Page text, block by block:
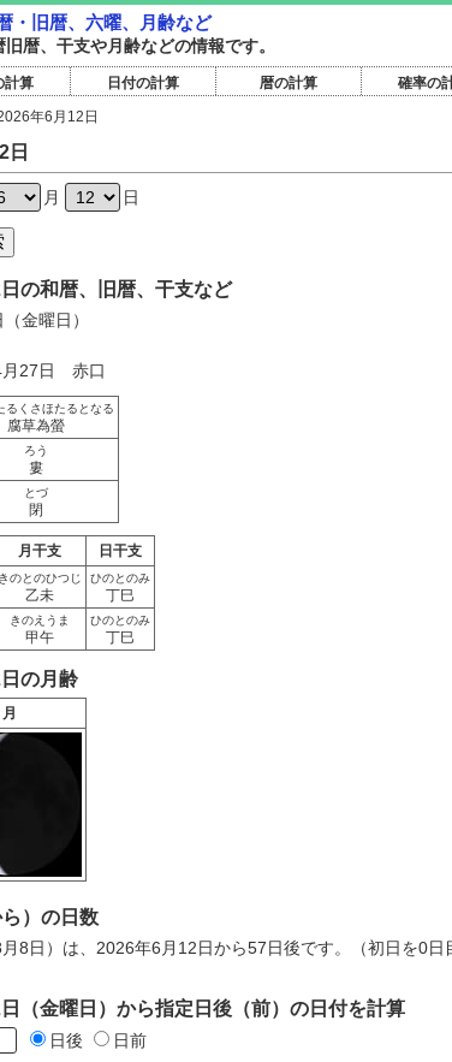
・旧暦、六曜、月齢など
暦、干支や月齢などの情報です。
計算 日付の計算 暦の計算 確率の
年6月12日
日
月 日
の和暦、旧暦、干支など
金曜日）
月27日 赤口
るくさほたるとなる
腐草為螢
ろう
婁
とづ
閉
月干支 日干支
きのとのひつじ
乙未
ひのとのみ
丁巳
きのえうま
甲午
ひのとのみ
丁巳
の月齢
月
）の日数
8日）は、2026年6月12日から57日後です。（初日を0日
（金曜日）から指定日後（前）の日付を計算
日後 日前